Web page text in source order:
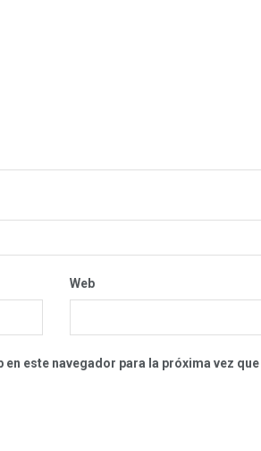
Web
este navegador para la próxima vez